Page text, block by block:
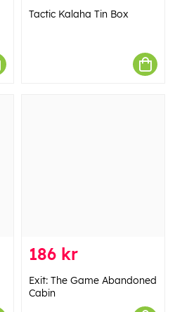
Tactic Kalaha Tin Box
186 kr
Exit: The Game Abandoned
Cabin